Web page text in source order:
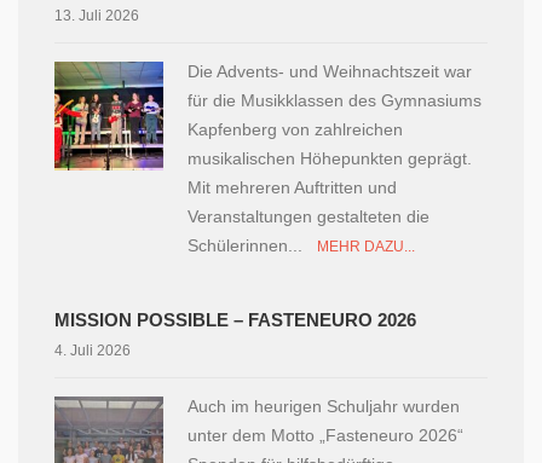
13. Juli 2026
Die Advents- und Weihnachtszeit war
für die Musikklassen des Gymnasiums
Kapfenberg von zahlreichen
musikalischen Höhepunkten geprägt.
Mit mehreren Auftritten und
Veranstaltungen gestalteten die
Schülerinnen...
MEHR DAZU...
MISSION POSSIBLE – FASTENEURO 2026
4. Juli 2026
Auch im heurigen Schuljahr wurden
unter dem Motto „Fasteneuro 2026“